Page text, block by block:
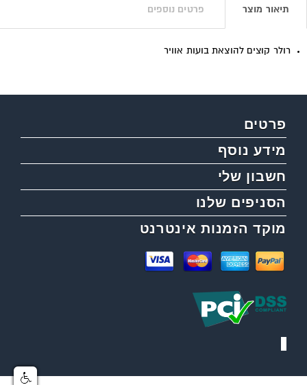
תיאור מוצר פרטים נוספים
רולר קוצים להוצאת בועות אוויר
פרטים
מידע נוסף
חשבון שלי
הסניפים שלנו
מוקד הזמנות אינטרנט